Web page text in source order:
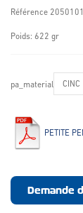
Référence
Poids: 622 gr
pa_material
PETITE
Demande